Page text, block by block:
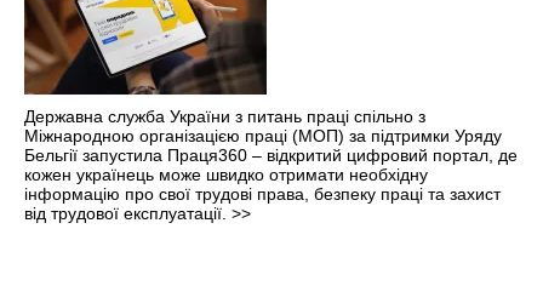
Державна служба України з питань праці спільно з
Міжнародною організацією праці (МОП) за підтримки Уряду
Бельгії запустила Праця360 – відкритий цифровий портал, де
кожен українець може швидко отримати необхідну
інформацію про свої трудові права, безпеку праці та захист
від трудової експлуатації. >>